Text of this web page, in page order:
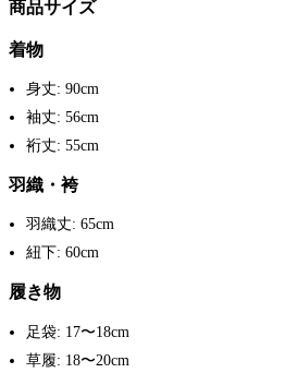
商品サイズ
着物
身丈: 90cm
袖丈: 56cm
裄丈: 55cm
羽織・袴
羽織丈: 65cm
紐下: 60cm
履き物
足袋: 17〜18cm
草履: 18〜20cm